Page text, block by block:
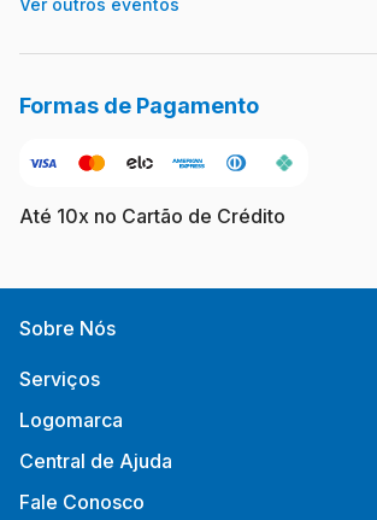
Formas de Pagamento
Até 10x no Cartão de Crédito
Sobre Nós
Serviços
Logomarca
Central de Ajuda
Fale Conosco